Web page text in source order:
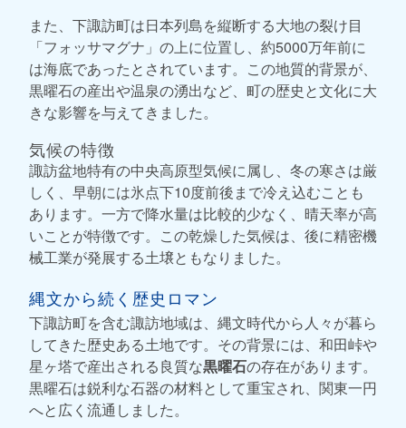
また、下諏訪町は日本列島を縦断する大地の裂け目
「フォッサマグナ」の上に位置し、約5000万年前に
は海底であったとされています。この地質的背景が、
黒曜石の産出や温泉の湧出など、町の歴史と文化に大
きな影響を与えてきました。
気候の特徴
諏訪盆地特有の中央高原型気候に属し、冬の寒さは厳
しく、早朝には氷点下10度前後まで冷え込むことも
あります。一方で降水量は比較的少なく、晴天率が高
いことが特徴です。この乾燥した気候は、後に精密機
械工業が発展する土壌ともなりました。
縄文から続く歴史ロマン
下諏訪町を含む諏訪地域は、縄文時代から人々が暮ら
してきた歴史ある土地です。その背景には、和田峠や
星ヶ塔で産出される良質な黒曜石の存在があります。
黒曜石は鋭利な石器の材料として重宝され、関東一円
へと広く流通しました。